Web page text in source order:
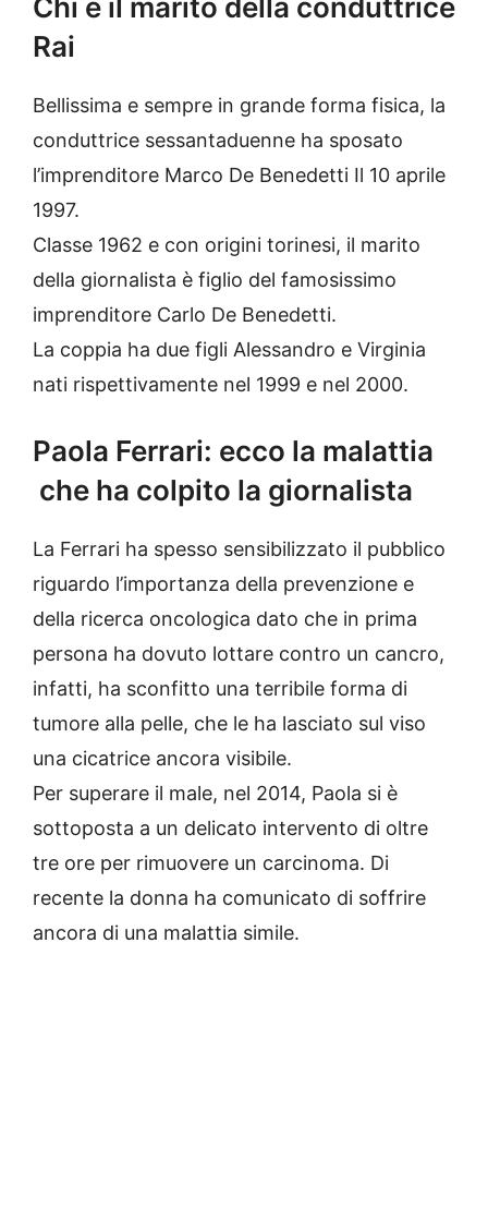
Chi è il marito della conduttrice
Rai
Bellissima e sempre in grande forma fisica, la
conduttrice sessantaduenne ha sposato
l’imprenditore Marco De Benedetti Il 10 aprile
1997.
Classe 1962 e con origini torinesi, il marito
della giornalista è figlio del famosissimo
imprenditore Carlo De Benedetti.
La coppia ha due figli Alessandro e Virginia
nati rispettivamente nel 1999 e nel 2000.
Paola Ferrari: ecco la malattia
che ha colpito la giornalista
La Ferrari ha spesso sensibilizzato il pubblico
riguardo l’importanza della prevenzione e
della ricerca oncologica dato che in prima
persona ha dovuto lottare contro un cancro,
infatti, ha sconfitto una terribile forma di
tumore alla pelle, che le ha lasciato sul viso
una cicatrice ancora visibile.
Per superare il male, nel 2014, Paola si è
sottoposta a un delicato intervento di oltre
tre ore per rimuovere un carcinoma. Di
recente la donna ha comunicato di soffrire
ancora di una malattia simile.